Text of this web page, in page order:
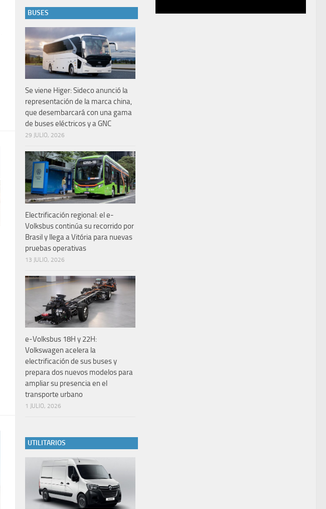
BUSES
Se viene Higer: Sideco anunció la
representación de la marca china,
que desembarcará con una gama
de buses eléctricos y a GNC
29 JULIO, 2026
Electrificación regional: el e-
Volksbus continúa su recorrido por
Brasil y llega a Vitória para nuevas
pruebas operativas
13 JULIO, 2026
e-Volksbus 18H y 22H:
Volkswagen acelera la
electrificación de sus buses y
prepara dos nuevos modelos para
ampliar su presencia en el
transporte urbano
1 JULIO, 2026
UTILITARIOS